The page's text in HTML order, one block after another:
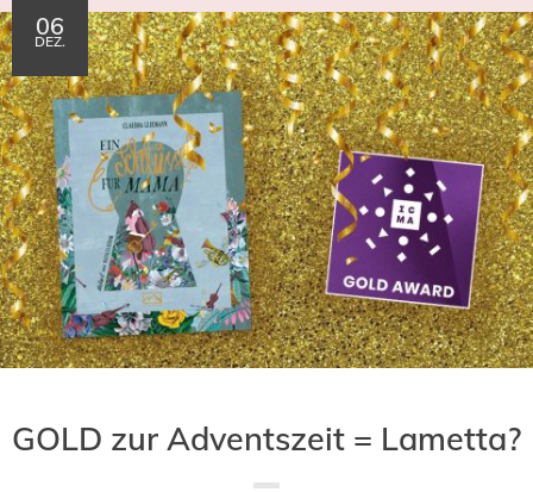
06
DEZ.
GOLD zur Adventszeit = Lametta?